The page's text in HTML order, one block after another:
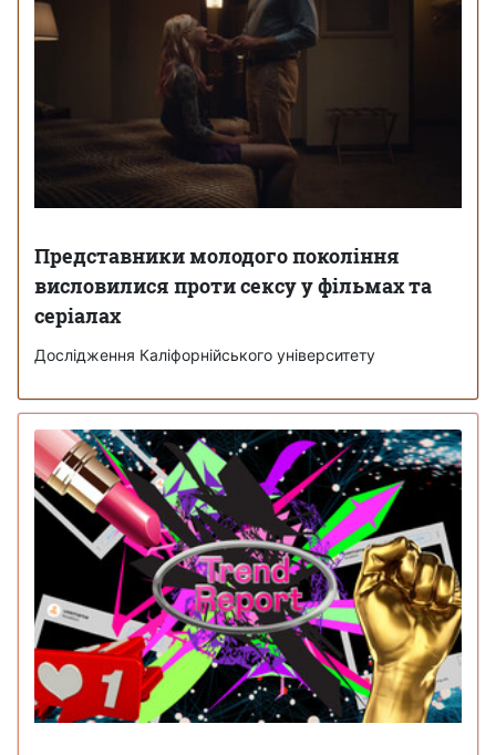
Представники молодого покоління
висловилися проти сексу у фільмах та
серіалах
Дослідження Каліфорнійського університету